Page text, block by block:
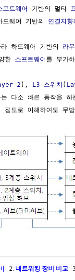
프트웨어 기반의 멀티
드웨어 기반의 연결지향
하드웨어 기반의
라
한 소프트웨어 를 부가
2 ), L3 스위치 (
는 다소 빠른 동작을 하
도로 이해하여도 무방
2. 네트워킹 장비 비교 3.